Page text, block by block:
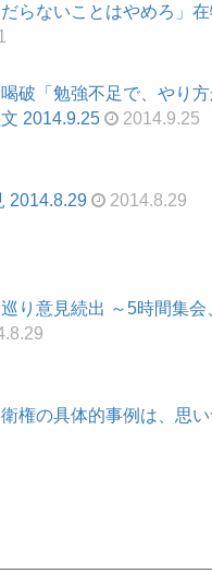
らないことはやめろ」
破「勉強不足で、やり
2014.9.25
2014.9.25
2014.8.29 2014.8.29
り意見続出 ～5時間集
権の具体的事例は、思